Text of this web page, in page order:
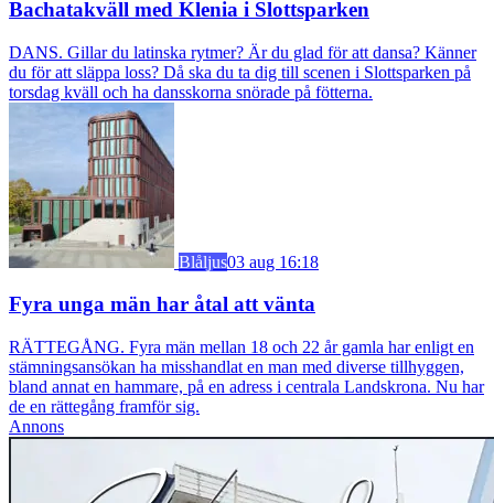
Bachatakväll med Klenia i Slottsparken
DANS. Gillar du latinska rytmer? Är du glad för att dansa? Känner
du för att släppa loss? Då ska du ta dig till scenen i Slottsparken på
torsdag kväll och ha dansskorna snörade på fötterna.
Blåljus03 aug 16:18
Fyra unga män har åtal att vänta
RÄTTEGÅNG. Fyra män mellan 18 och 22 år gamla har enligt en
stämningsansökan ha misshandlat en man med diverse tillhyggen,
bland annat en hammare, på en adress i centrala Landskrona. Nu har
de en rättegång framför sig.
Annons